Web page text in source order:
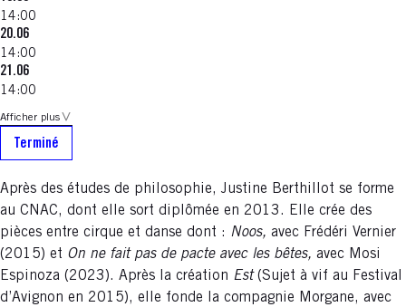
14:00
20.06
14:00
21.06
14:00
Afficher plus
Terminé
Après des études de philosophie, Justine Berthillot se forme
au CNAC, dont elle sort diplômée en 2013. Elle crée des
pièces entre cirque et danse dont : Noos, avec Frédéri Vernier
(2015) et On ne fait pas de pacte avec les bêtes, avec Mosi
Espinoza (2023). Après la création Est(Sujet à vif au Festival
d’Avignon en 2015), elle fonde la compagnie Morgane, avec